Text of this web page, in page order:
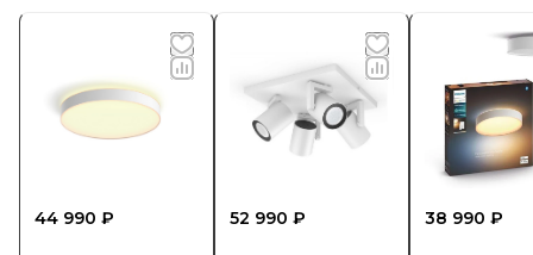
44 990 ₽ 52 990 ₽ 38 990 ₽